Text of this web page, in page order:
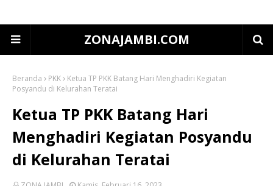
ZONAJAMBI.COM
Beranda PKK
Ketua TP PKK Batang Hari Menghadiri Kegiatan
Posyandu di Kelurahan Teratai
Ketua TP PKK Batang Hari
Menghadiri Kegiatan Posyandu
di Kelurahan Teratai